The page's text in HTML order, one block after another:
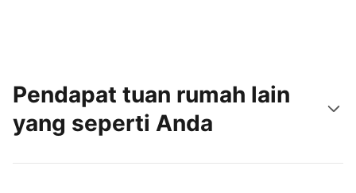
Pendapat tuan rumah lain
yang seperti Anda